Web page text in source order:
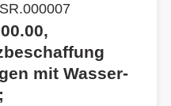
mit Wasser-